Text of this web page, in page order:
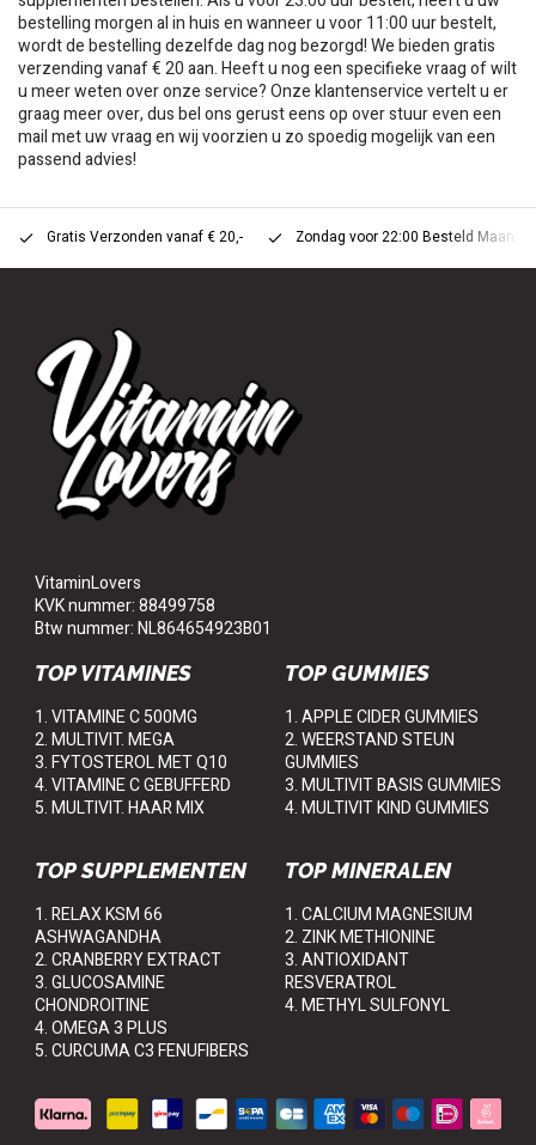
bestelling morgen al in huis en wanneer u voor 11:00 uur bestelt,
wordt de bestelling dezelfde dag nog bezorgd! We bieden gratis
verzending vanaf € 20 aan. Heeft u nog een specifieke vraag of wilt
u meer weten over onze service? Onze klantenservice vertelt u er
graag meer over, dus bel ons gerust eens op over stuur even een
mail met uw vraag en wij voorzien u zo spoedig mogelijk van een
passend advies!
Gratis Verzonden vanaf € 20,- Zondag voor 22:00 Besteld
VitaminLovers
KVK nummer: 88499758
Btw nummer: NL864654923B01
TOP VITAMINES
1. VITAMINE C 500MG
2. MULTIVIT. MEGA
3. FYTOSTEROL MET Q10
4. VITAMINE C GEBUFFERD
5. MULTIVIT. HAAR MIX
TOP GUMMIES
1. APPLE CIDER GUMMIES
2. WEERSTAND STEUN
GUMMIES
3. MULTIVIT BASIS GUMMIES
4. MULTIVIT KIND GUMMIES
TOP SUPPLEMENTEN
1. RELAX KSM 66
ASHWAGANDHA
2. CRANBERRY EXTRACT
3. GLUCOSAMINE
CHONDROITINE
4. OMEGA 3 PLUS
5. CURCUMA C3 FENUFIBERS
TOP MINERALEN
1. CALCIUM MAGNESIUM
2. ZINK METHIONINE
3. ANTIOXIDANT
RESVERATROL
4. METHYL SULFONYL